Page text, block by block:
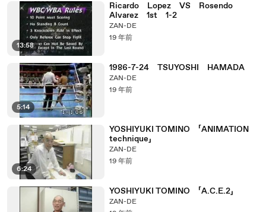
13:58
Ricardo Lopez VS Rosendo
Alvarez 1st 1-2
ZAN-DE
19 年前
5:14
1986-7-24 TSUYOSHI HAMADA
ZAN-DE
19 年前
6:24
YOSHIYUKI TOMINO 「ANIMATION
technique」
ZAN-DE
19 年前
YOSHIYUKI TOMINO 「A.C.E.2」
ZAN-DE